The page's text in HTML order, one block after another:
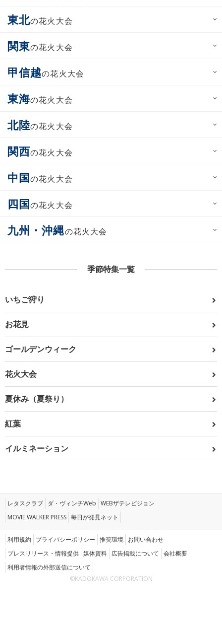
東北の花火大会
関東の花火大会
甲信越の花火大会
東海の花火大会
北陸の花火大会
関西の花火大会
中国の花火大会
四国の花火大会
九州・沖縄の花火大会
季節特集一覧
いちご狩り
お花見
ゴールデンウィーク
花火大会
夏休み（夏祭り）
紅葉
イルミネーション
レタスクラブ ダ・ヴィンチWeb WEBザテレビジョン
MOVIE WALKER PRESS 毎日が発見ネット
利用規約 プライバシーポリシー 推奨環境 お問い合わせ
プレスリリース・情報提供 媒体資料 広告掲載について 会社概要
利用者情報の外部送信について
©KADOKAWA CORPORATION